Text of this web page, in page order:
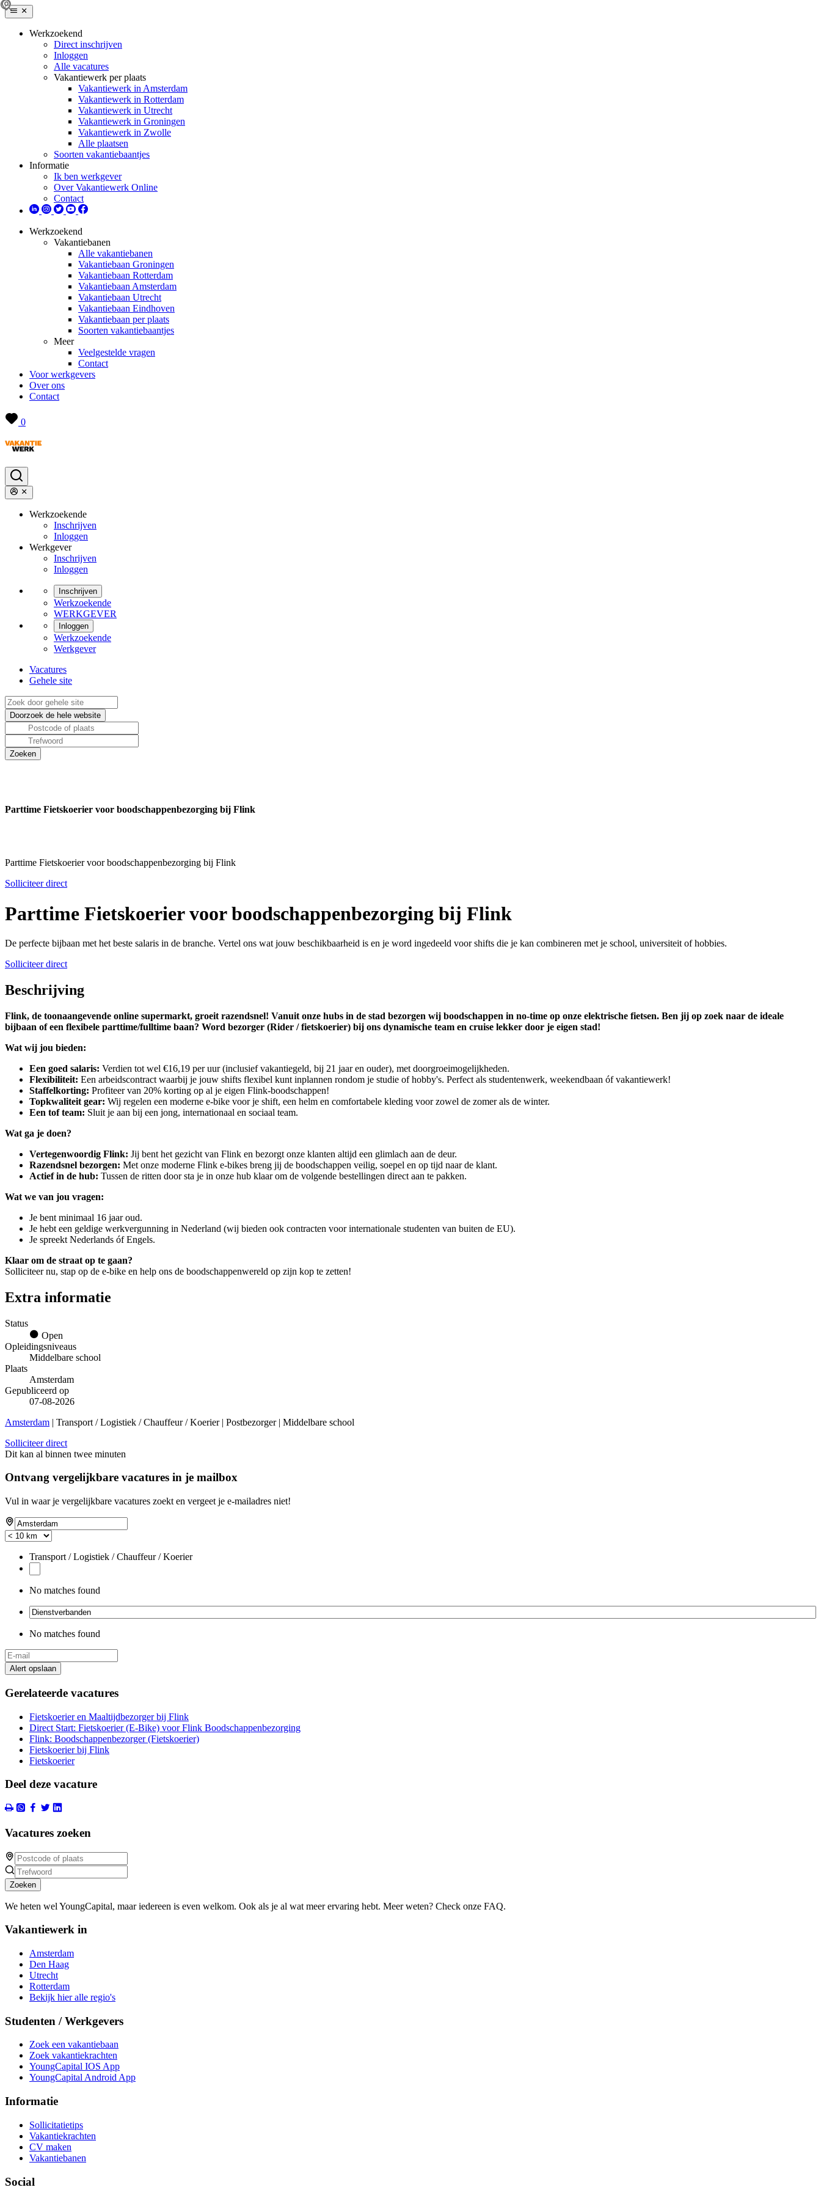
Werkzoekend
Direct inschrijven
Inloggen
Alle vacatures
Vakantiewerk per plaats
Vakantiewerk in Amsterdam
Vakantiewerk in Rotterdam
Vakantiewerk in Utrecht
Vakantiewerk in Groningen
Vakantiewerk in Zwolle
Alle plaatsen
Soorten vakantiebaantjes
Informatie
Ik ben werkgever
Over Vakantiewerk Online
Contact
Werkzoekend
Vakantiebanen
Alle vakantiebanen
Vakantiebaan Groningen
Vakantiebaan Rotterdam
Vakantiebaan Amsterdam
Vakantiebaan Utrecht
Vakantiebaan Eindhoven
Vakantiebaan per plaats
Soorten vakantiebaantjes
Meer
Veelgestelde vragen
Contact
Voor werkgevers
Over ons
Contact
0
Werkzoekende
Inschrijven
Inloggen
Werkgever
Inschrijven
Inloggen
Inschrijven
Werkzoekende
WERKGEVER
Inloggen
Werkzoekende
Werkgever
Vacatures
Gehele site
Parttime Fietskoerier voor boodschappenbezorging bij Flink
Parttime Fietskoerier voor boodschappenbezorging bij Flink
Solliciteer direct
Parttime Fietskoerier voor boodschappenbezorging bij Flink
De perfecte bijbaan met het beste salaris in de branche. Vertel ons wat jouw beschikbaarheid is en je word ingedeeld voor shifts die je kan combineren met je school, universiteit of hobbies.
Solliciteer direct
Beschrijving
Flink, de toonaangevende online supermarkt, groeit razendsnel! Vanuit onze hubs in de stad bezorgen wij boodschappen in no-time op onze elektrische fietsen. Ben jij op zoek naar de ideale
bijbaan of een flexibele parttime/fulltime baan? Word bezorger (Rider / fietskoerier) bij ons dynamische team en cruise lekker door je eigen stad!
Wat wij jou bieden:
Een goed salaris: Verdien tot wel €16,19 per uur (inclusief vakantiegeld, bij 21 jaar en ouder), met doorgroeimogelijkheden.
Flexibiliteit: Een arbeidscontract waarbij je jouw shifts flexibel kunt inplannen rondom je studie of hobby's. Perfect als studentenwerk, weekendbaan óf vakantiewerk!
Staffelkorting: Profiteer van 20% korting op al je eigen Flink-boodschappen!
Topkwaliteit gear: Wij regelen een moderne e-bike voor je shift, een helm en comfortabele kleding voor zowel de zomer als de winter.
Een tof team: Sluit je aan bij een jong, internationaal en sociaal team.
Wat ga je doen?
Vertegenwoordig Flink: Jij bent het gezicht van Flink en bezorgt onze klanten altijd een glimlach aan de deur.
Razendsnel bezorgen: Met onze moderne Flink e-bikes breng jij de boodschappen veilig, soepel en op tijd naar de klant.
Actief in de hub: Tussen de ritten door sta je in onze hub klaar om de volgende bestellingen direct aan te pakken.
Wat we van jou vragen:
Je bent minimaal 16 jaar oud.
Je hebt een geldige werkvergunning in Nederland (wij bieden ook contracten voor internationale studenten van buiten de EU).
Je spreekt Nederlands óf Engels.
Klaar om de straat op te gaan?
Solliciteer nu, stap op de e-bike en help ons de boodschappenwereld op zijn kop te zetten!
Extra informatie
Status
Open
Opleidingsniveaus
Middelbare school
Plaats
Amsterdam
Gepubliceerd op
07-08-2026
Amsterdam | Transport / Logistiek / Chauffeur / Koerier | Postbezorger | Middelbare school
Solliciteer direct
Dit kan al binnen twee minuten
Ontvang vergelijkbare vacatures in je mailbox
Vul in waar je vergelijkbare vacatures zoekt en vergeet je e-mailadres niet!
Transport / Logistiek / Chauffeur / Koerier
No matches found
No matches found
Alert opslaan
Gerelateerde vacatures
Fietskoerier en Maaltijdbezorger bij Flink
Direct Start: Fietskoerier (E-Bike) voor Flink Boodschappenbezorging
Flink: Boodschappenbezorger (Fietskoerier)
Fietskoerier bij Flink
Fietskoerier
Deel deze vacature
Vacatures zoeken
Zoeken
We heten wel YoungCapital, maar iedereen is even welkom. Ook als je al wat meer ervaring hebt. Meer weten? Check onze FAQ.
Vakantiewerk in
Amsterdam
Den Haag
Utrecht
Rotterdam
Bekijk hier alle regio's
Studenten / Werkgevers
Zoek een vakantiebaan
Zoek vakantiekrachten
YoungCapital IOS App
YoungCapital Android App
Informatie
Sollicitatietips
Vakantiekrachten
CV maken
Vakantiebanen
Social